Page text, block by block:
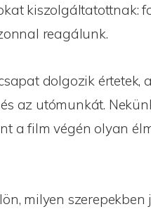
kiszolgáltatottnak:
reagálunk.
dolgozik értetek,
az utómunkát.
a film végén olyan
milyen